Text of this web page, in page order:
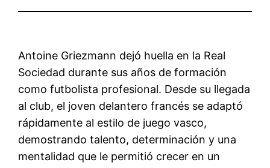
Antoine Griezmann dejó huella en la Real
Sociedad durante sus años de formación
como futbolista profesional. Desde su llegada
al club, el joven delantero francés se adaptó
rápidamente al estilo de juego vasco,
demostrando talento, determinación y una
mentalidad que le permitió crecer en un